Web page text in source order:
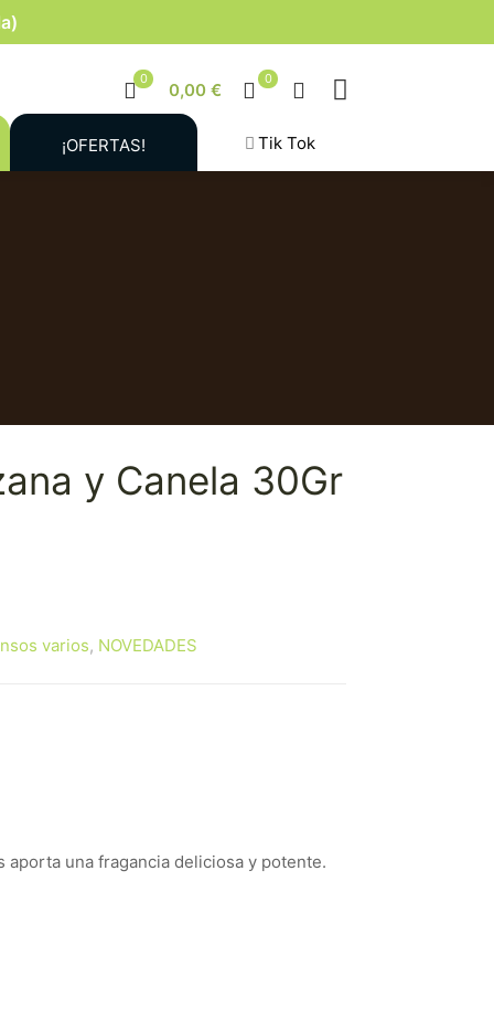
0
0,00 €
0
¡OFERTAS! Tik Tok
y Canela 30Gr
varios, NOVEDADES
aporta una fragancia deliciosa y potente.